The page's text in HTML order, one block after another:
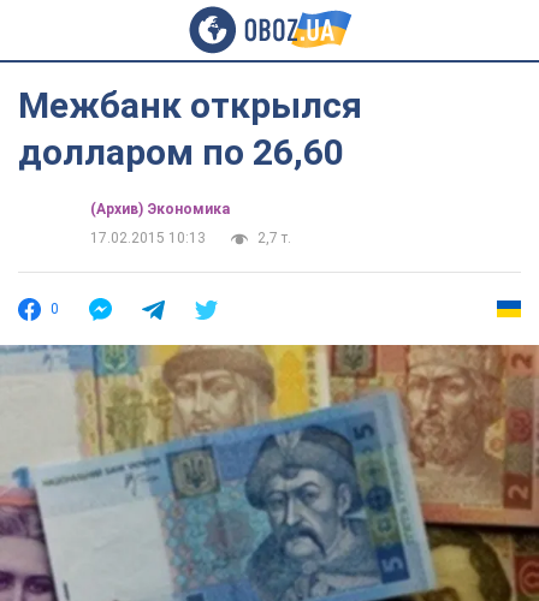
Межбанк открылся
долларом по 26,60
(Архив) Экономика
17.02.2015 10:13
2,7 т.
0